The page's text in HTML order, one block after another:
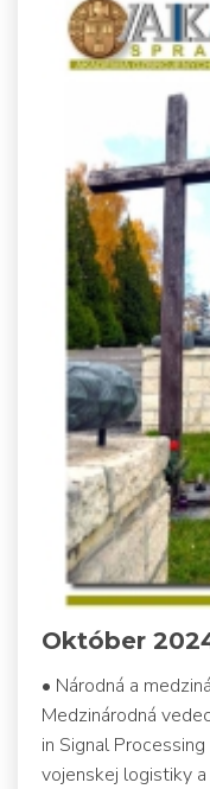
Október
• Národná a
Medzinárodná
in Signal
vojenskej logistiky